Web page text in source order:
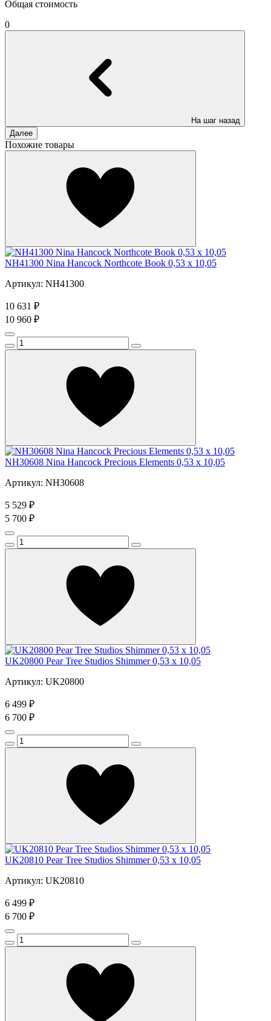
Общая стоимость
0
На шаг назад
Далее
Похожие товары
NH41300 Nina Hancock Northcote Book 0,53 x 10,05
Артикул: NH41300
10 631 ₽
10 960 ₽
NH30608 Nina Hancock Precious Elements 0,53 x 10,05
Артикул: NH30608
5 529 ₽
5 700 ₽
UK20800 Pear Tree Studios Shimmer 0,53 x 10,05
Артикул: UK20800
6 499 ₽
6 700 ₽
UK20810 Pear Tree Studios Shimmer 0,53 x 10,05
Артикул: UK20810
6 499 ₽
6 700 ₽